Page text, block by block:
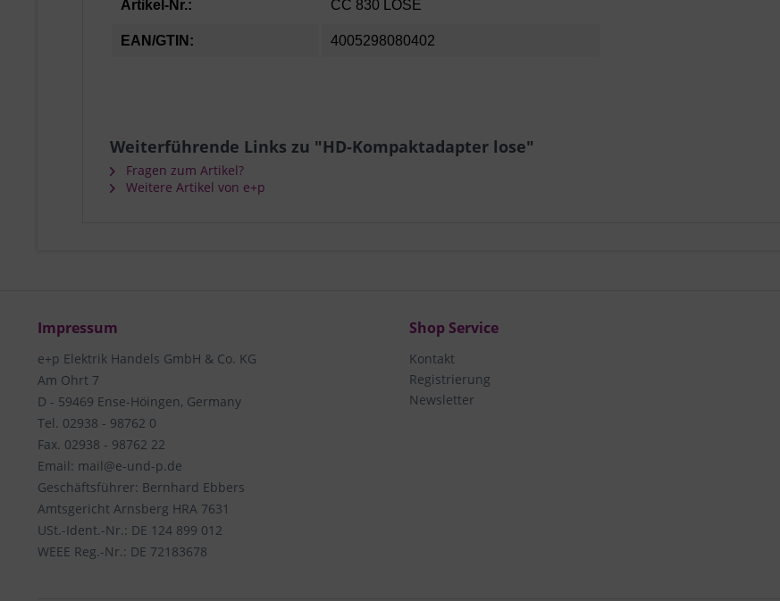
Artikel-Nr.: CC 830 LOSE
EAN/GTIN: 4005298080402
Weiterführende Links zu "HD-Kompaktadapter lose"
Fragen zum Artikel?
Weitere Artikel von e+p
Impressum
e+p Elektrik Handels GmbH & Co. KG
Am Ohrt 7
D - 59469 Ense-Höingen, Germany
Tel. 02938 - 98762 0
Fax. 02938 - 98762 22
Email: mail@e-und-p.de
Geschäftsführer: Bernhard Ebbers
Amtsgericht Arnsberg HRA 7631
USt.-Ident.-Nr.: DE 124 899 012
WEEE Reg.-Nr.: DE 72183678
Shop Service
Kontakt
Registrierung
Newsletter